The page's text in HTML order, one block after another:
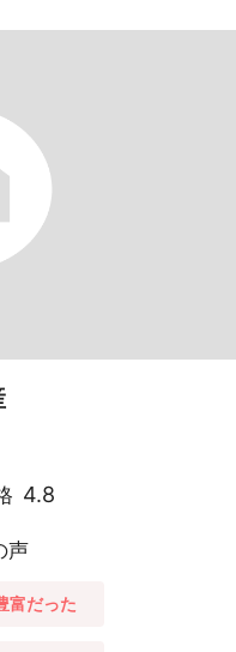
4.8
声
富だった